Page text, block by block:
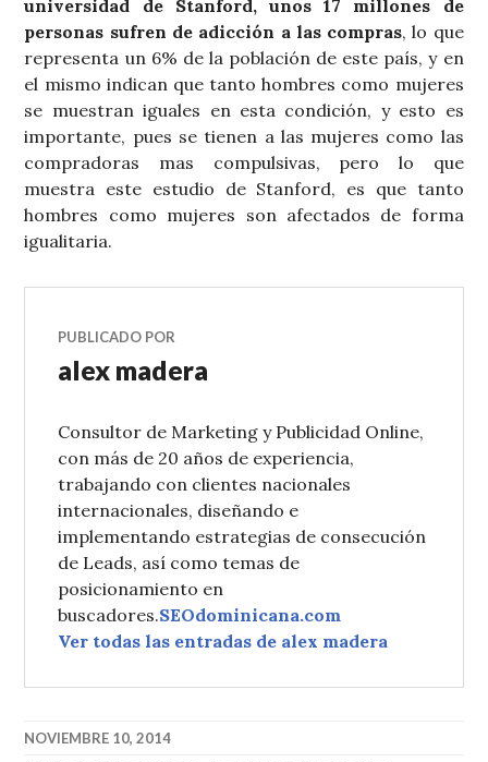
universidad de Stanford, unos 17 millones de
personas sufren de adicción a las compras, lo que
representa un 6% de la población de este país, y en
el mismo indican que tanto hombres como mujeres
se muestran iguales en esta condición, y esto es
importante, pues se tienen a las mujeres como las
compradoras mas compulsivas, pero lo que
muestra este estudio de Stanford, es que tanto
hombres como mujeres son afectados de forma
igualitaria.
PUBLICADO POR
alex madera
Consultor de Marketing y Publicidad Online,
con más de 20 años de experiencia,
trabajando con clientes nacionales
internacionales, diseñando e
implementando estrategias de consecución
de Leads, así como temas de
posicionamiento en
buscadores.SEOdominicana.com
Ver todas las entradas de alex madera
NOVIEMBRE 10, 2014